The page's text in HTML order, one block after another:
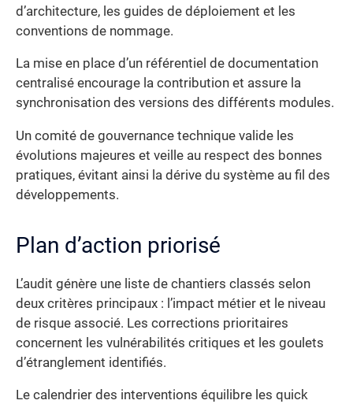
d’architecture, les guides de déploiement et les
conventions de nommage.
La mise en place d’un référentiel de documentation
centralisé encourage la contribution et assure la
synchronisation des versions des différents modules.
Un comité de gouvernance technique valide les
évolutions majeures et veille au respect des bonnes
pratiques, évitant ainsi la dérive du système au fil des
développements.
Plan d’action priorisé
L’audit génère une liste de chantiers classés selon
deux critères principaux : l’impact métier et le niveau
de risque associé. Les corrections prioritaires
concernent les vulnérabilités critiques et les goulets
d’étranglement identifiés.
Le calendrier des interventions équilibre les quick